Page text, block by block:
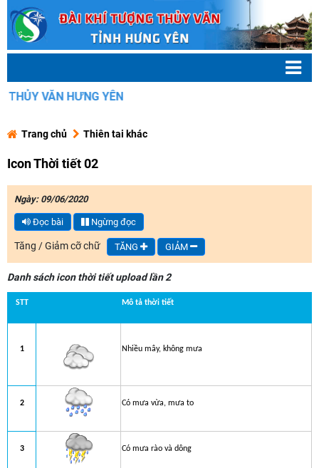
HƯNG YÊN
Trang chủ Thiên tai khác
Icon Thời tiết 02
Ngày: 09/06/2020
Đọc bài Ngừng đọc
Tăng / Giảm cỡ chữ TĂNG GIẢM
Danh sách icon thời tiết upload lần 2
STT Mô tả thời tiết
1 Nhiều mây, không mưa
2 Có mưa vừa, mưa to
3 Có mưa rào và dông